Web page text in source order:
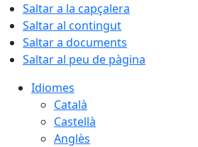
Saltar a la capçalera
Saltar al contingut
Saltar a documents
Saltar al peu de pàgina
Idiomes
Català
Castellà
Anglès